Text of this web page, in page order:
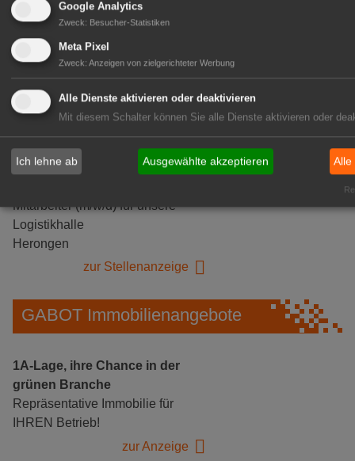
Mitarbeiter (m/w/d) für unsere
Logistikhalle
Herongen
zur Stellenanzeige
GABOT Immobilienangebote
1A-Lage, ihre Chance in der
grünen Branche
Repräsentative Immobilie für
IHREN Betrieb!
zur Anzeige
Google Analytics
Zweck: Besucher-Statistiken
Meta Pixel
Zweck: Anzeigen von zielgerichteter Werbung
Alle Dienste aktivieren oder deaktivieren
Mit diesem Schalter können Sie alle Dienste aktivieren oder
Ich lehne ab Ausgewählte akzeptieren Alle